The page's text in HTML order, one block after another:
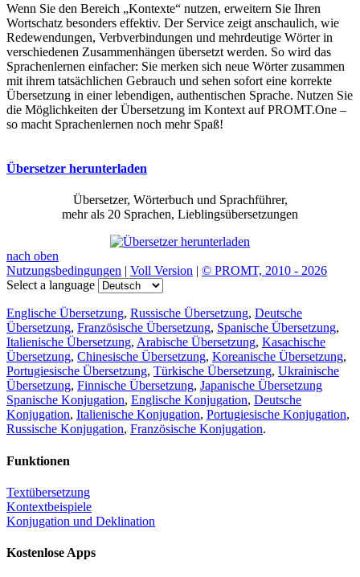
Wenn Sie den Bereich „Kontexte“ nutzen, erweitern Sie Ihren
Wortschatz besonders effektiv. Der Service zeigt anschaulich, wie
Redewendungen, Verbverbindungen und mehrdeutige Wörter in
verschiedenen Zusammenhängen übersetzt werden. So wird das
Sprachenlernen einfacher: Sie merken sich neue Wörter zusammen
mit ihrem tatsächlichen Gebrauch und sehen sofort eine korrekte
Übersetzung in einer lebendigen, authentischen Sprache. Nutzen Sie
die Möglichkeiten der Übersetzung im Kontext auf PROMT.One –
so macht Sprachenlernen noch mehr Spaß!
Übersetzer herunterladen
Übersetzer, Wörterbuch und Sprachführer,
mehr als 20 Sprachen, Lieblingsübersetzungen
nach oben
Nutzungsbedingungen | Voll Version | © PROMT, 2010 - 2026
Select a language
Englische Übersetzung, Russische Übersetzung, Deutsche
Übersetzung, Französische Übersetzung, Spanische Übersetzung,
Italienische Übersetzung, Arabische Übersetzung, Kasachische
Übersetzung, Chinesische Übersetzung, Koreanische Übersetzung,
Portugiesische Übersetzung, Türkische Übersetzung, Ukrainische
Übersetzung, Finnische Übersetzung, Japanische Übersetzung
Spanische Konjugation, Englische Konjugation, Deutsche
Konjugation, Italienische Konjugation, Portugiesische Konjugation,
Russische Konjugation, Französische Konjugation.
Funktionen
Textübersetzung
Kontextbeispiele
Konjugation und Deklination
Kostenlose Apps